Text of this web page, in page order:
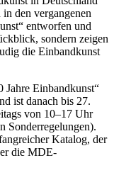
den vergangenen
entworfen und
sondern zeigen
die Einbandkunst
Jahre Einbandkunst“
ist danach bis 27.
von 10–17 Uhr
Sonderregelungen).
Katalog, der
die MDE-